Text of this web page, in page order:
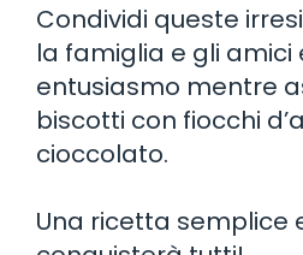
Condividi queste
la famiglia e gli amici
entusiasmo mentre
biscotti con fiocchi
cioccolato.
Una ricetta semplice